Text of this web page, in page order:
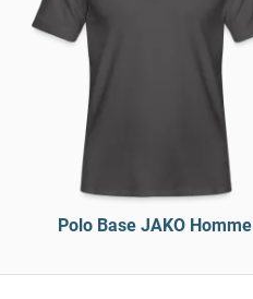
Polo Base JAKO Homme